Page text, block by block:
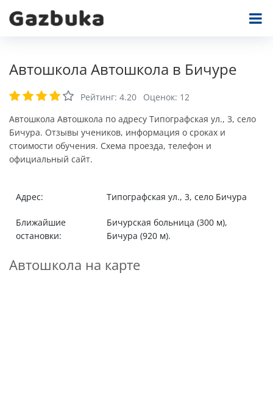
Автошкола Автошкола в Бичуре
Рейтинг: 4.20 Оценок: 12
Автошкола Автошкола по адресу Типографская ул., 3, село
Бичура. Отзывы учеников, информация о сроках и
стоимости обучения. Схема проезда, телефон и
официальный сайт.
Адрес: Типографская ул., 3, село Бичура
Ближайшие
остановки:
Бичурская больница (300 м),
Бичура (920 м).
Автошкола на карте